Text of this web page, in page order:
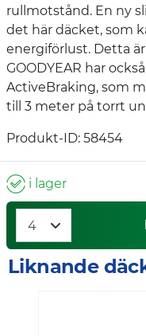
rullmotstånd. En ny
det här däcket, som
energiförlust. Detta
GOODYEAR har
ActiveBraking, som
till 3 meter på torrt
Produkt-ID: 58454
i lager
Liknande